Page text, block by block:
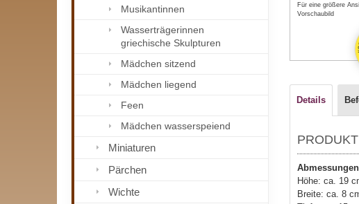
Für eine größere
Vorschaubild
Details
Höhe: ca. 19
Breite: ca. 8
Musikantinnen
Wasserträgerinnen
griechische Skulpturen
Mädchen sitzend
Mädchen liegend
Feen
Mädchen wasserspeiend
Miniaturen
Pärchen
Wichte